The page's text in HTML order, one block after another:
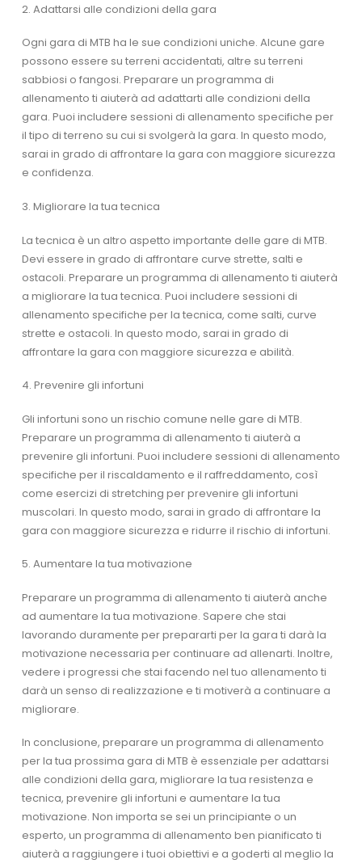
2. Adattarsi alle condizioni della gara
Ogni gara di MTB ha le sue condizioni uniche. Alcune gare
possono essere su terreni accidentati, altre su terreni
sabbiosi o fangosi. Preparare un programma di
allenamento ti aiuterà ad adattarti alle condizioni della
gara. Puoi includere sessioni di allenamento specifiche per
il tipo di terreno su cui si svolgerà la gara. In questo modo,
sarai in grado di affrontare la gara con maggiore sicurezza
e confidenza.
3. Migliorare la tua tecnica
La tecnica è un altro aspetto importante delle gare di MTB.
Devi essere in grado di affrontare curve strette, salti e
ostacoli. Preparare un programma di allenamento ti aiuterà
a migliorare la tua tecnica. Puoi includere sessioni di
allenamento specifiche per la tecnica, come salti, curve
strette e ostacoli. In questo modo, sarai in grado di
affrontare la gara con maggiore sicurezza e abilità.
4. Prevenire gli infortuni
Gli infortuni sono un rischio comune nelle gare di MTB.
Preparare un programma di allenamento ti aiuterà a
prevenire gli infortuni. Puoi includere sessioni di allenamento
specifiche per il riscaldamento e il raffreddamento, così
come esercizi di stretching per prevenire gli infortuni
muscolari. In questo modo, sarai in grado di affrontare la
gara con maggiore sicurezza e ridurre il rischio di infortuni.
5. Aumentare la tua motivazione
Preparare un programma di allenamento ti aiuterà anche
ad aumentare la tua motivazione. Sapere che stai
lavorando duramente per prepararti per la gara ti darà la
motivazione necessaria per continuare ad allenarti. Inoltre,
vedere i progressi che stai facendo nel tuo allenamento ti
darà un senso di realizzazione e ti motiverà a continuare a
migliorare.
In conclusione, preparare un programma di allenamento
per la tua prossima gara di MTB è essenziale per adattarsi
alle condizioni della gara, migliorare la tua resistenza e
tecnica, prevenire gli infortuni e aumentare la tua
motivazione. Non importa se sei un principiante o un
esperto, un programma di allenamento ben pianificato ti
aiuterà a raggiungere i tuoi obiettivi e a goderti al meglio la